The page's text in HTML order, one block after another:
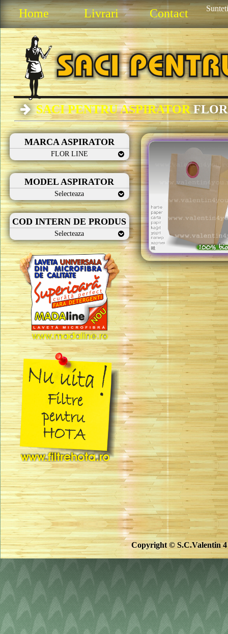
Home Livrari Contact
SACI PENTRU ASPIRATOR
MARCA ASPIRATOR
FLOR LINE
MODEL ASPIRATOR
Selecteaza
COD INTERN DE PRODUS
Selecteaza
Copyright © S.C.Valentin